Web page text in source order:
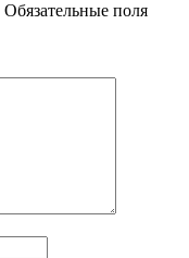
Обязательные поля